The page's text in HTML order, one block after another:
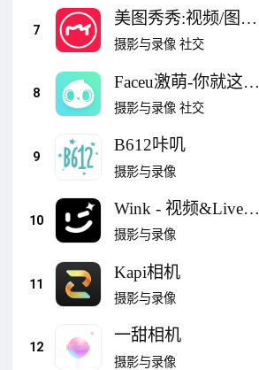
7
美图秀秀:视频/图
片/Live人像精修工具
摄影与录像 社交
8
Faceu激萌-你就这么
好看
摄影与录像 社交
9
B612咔叽
摄影与录像
10
Wink - 视频&Live超
清美颜
摄影与录像
11
Kapi相机
摄影与录像
12
一甜相机
摄影与录像